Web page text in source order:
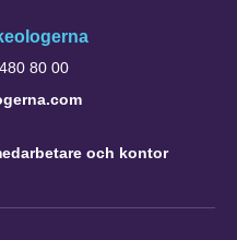
80 00
och kontor